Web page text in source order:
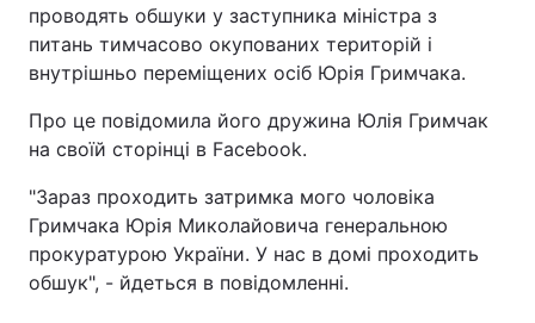
проводять обшуки у заступника міністра з
питань тимчасово окупованих територій і
внутрішньо переміщених осіб Юрія Гримчака.
Про це повідомила його дружина Юлія Гримчак
на своїй сторінці в Facebook.
"Зараз проходить затримка мого чоловіка
Гримчака Юрія Миколайовича генеральною
прокуратурою України. У нас в домі проходить
обшук", - йдеться в повідомленні.